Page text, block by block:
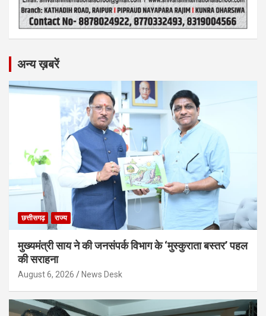
अन्य ख़बरें
छत्तीसगढ़ राज्य
मुख्यमंत्री साय ने की जनसंपर्क विभाग के ‘मुस्कुराता बस्तर’ पहल
की सराहना
August 6, 2026 News Desk